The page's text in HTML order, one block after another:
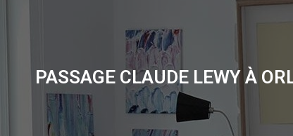
PASSAGE CLAUDE LEWY À